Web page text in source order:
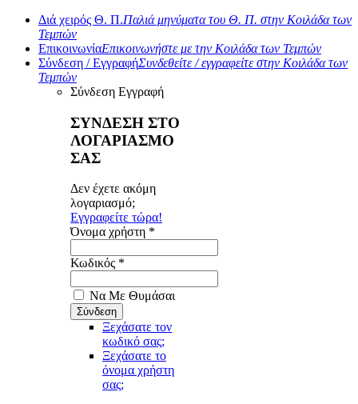
Διά χειρός Θ. Π.Παλιά μηνύματα του Θ. Π. στην Κοιλάδα των
Τεμπών
ΕπικοινωνίαΕπικοινωνήστε με την Κοιλάδα των Τεμπών
Σύνδεση / ΕγγραφήΣυνδεθείτε / εγγραφείτε στην Κοιλάδα των
Τεμπών
Σύνδεση Εγγραφή
ΣΥΝΔΕΣΗ ΣΤΟ
ΛΟΓΑΡΙΑΣΜΟ
ΣΑΣ
Δεν έχετε ακόμη
λογαριασμό;
Εγγραφείτε τώρα!
Όνομα χρήστη *
Κωδικός *
Να Με Θυμάσαι
Ξεχάσατε τον
κωδικό σας;
Ξεχάσατε το
όνομα χρήστη
σας;